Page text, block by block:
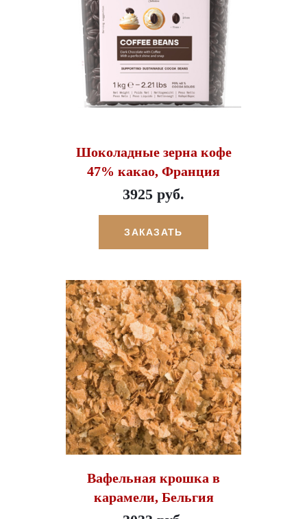
Шоколадные зерна кофе
47% какао, Франция
3925 руб.
ЗАКАЗАТЬ
Вафельная крошка в
карамели, Бельгия